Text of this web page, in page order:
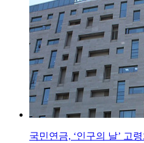
국민연금, ‘인구의 날’ 고